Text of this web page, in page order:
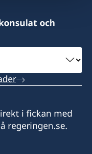
och
i fickan med
regeringen.se.